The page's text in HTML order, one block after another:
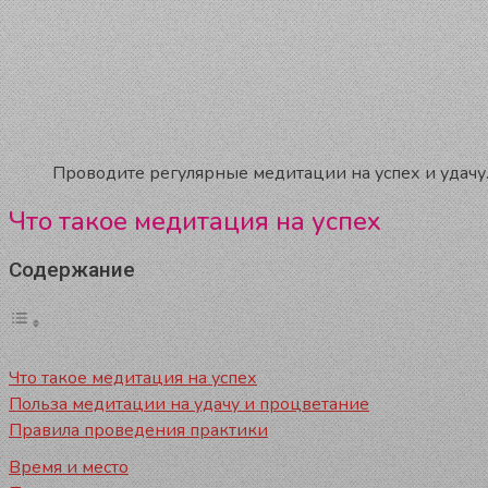
Проводите регулярные медитации на успех и удачу.
Что такое медитация на успех
Содержание
Что такое медитация на успех
Польза медитации на удачу и процветание
Правила проведения практики
Время и место